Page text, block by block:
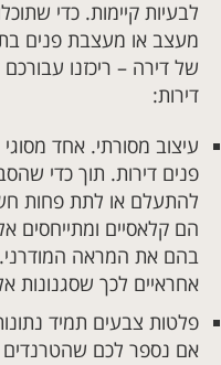
לבעיות קיימות. כדי
מעצב או מעצבת פנים
של דירה – ריכזנו
דירות:
עיצוב מסורתי. אחד
פנים דירות. תוך כדי
להתעלם או לתת פחות
הם קלאסיים
בהם את המראה המודרני.
אחראיים לכך שסגנונות
פלטות צבעים תמיד
אם נספר לכם שהטרנדים